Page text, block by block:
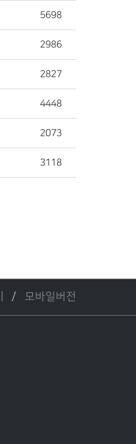
5698
2986
2827
4448
2073
3118
모바일버전